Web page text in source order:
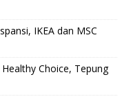
IKEA dan MSC
Choice, Tepung